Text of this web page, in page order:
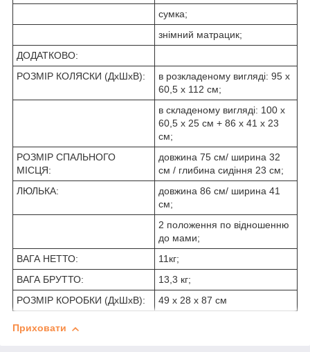
сумка;
знімний матрацик;
ДОДАТКОВО:
РОЗМІР КОЛЯСКИ (ДхШхВ):
в розкладеному вигляді: 95 х
60,5 х 112 см;
в складеному вигляді: 100 х
60,5 х 25 см + 86 х 41 х 23
см;
РОЗМІР СПАЛЬНОГО
МІСЦЯ:
довжина 75 см/ ширина 32
см / глибина сидіння 23 см;
ЛЮЛЬКА:
довжина 86 см/ ширина 41
см;
2 положення по відношенню
до мами;
ВАГА НЕТТО:
11кг;
ВАГА БРУТТО:
13,3 кг;
РОЗМІР КОРОБКИ (ДхШхВ):
49 х 28 х 87 см
Приховати